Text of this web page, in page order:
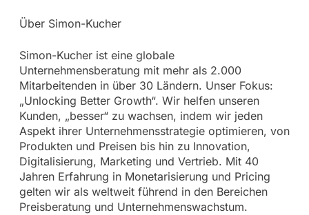
Über Simon-Kucher
Simon-Kucher ist eine globale
Unternehmensberatung mit mehr als 2.000
Mitarbeitenden in über 30 Ländern. Unser Fokus:
„Unlocking Better Growth“. Wir helfen unseren
Kunden, „besser“ zu wachsen, indem wir jeden
Aspekt ihrer Unternehmensstrategie optimieren, von
Produkten und Preisen bis hin zu Innovation,
Digitalisierung, Marketing und Vertrieb. Mit 40
Jahren Erfahrung in Monetarisierung und Pricing
gelten wir als weltweit führend in den Bereichen
Preisberatung und Unternehmenswachstum.